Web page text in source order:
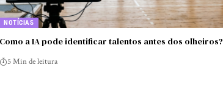
NOTÍCIAS
a IA pode identificar talentos antes dos olheiros?
5 Min de leitura